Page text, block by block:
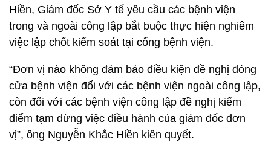
Hiền, Giám đốc Sở Y tế yêu cầu các bệnh viện
trong và ngoài công lập bắt buộc thực hiện nghiêm
việc lập chốt kiểm soát tại cổng bệnh viện.
“Đơn vị nào không đảm bảo điều kiện đề nghị đóng
cửa bệnh viện đối với các bệnh viện ngoài công lập,
còn đối với các bệnh viện công lập đề nghị kiểm
điểm tạm dừng việc điều hành của giám đốc đơn
vị”, ông Nguyễn Khắc Hiền kiên quyết.